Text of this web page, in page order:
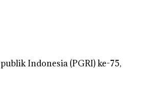
Indonesia (PGRI) ke-75,